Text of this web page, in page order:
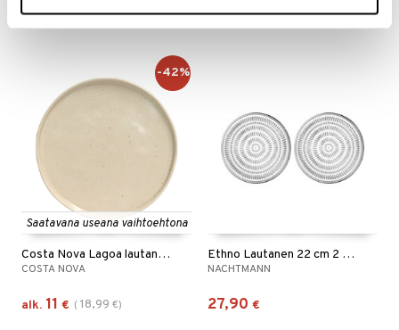
Saatavana useana vaihtoehtona
Costa Nova Lagoa lautanen Creme
COSTA NOVA
alk. 11 € ( 18,99 €)
-42%
Ethno Lautanen 22 cm 2 kpl pakkaus
NACHTMANN
27,90 €